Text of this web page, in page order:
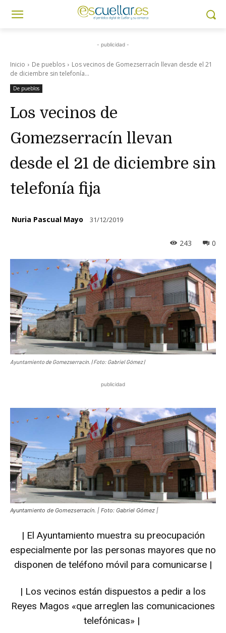
- publicidad -
Inicio De pueblos
Los vecinos de Gomezserracín llevan desde el 21
de diciembre sin telefonía...
De pueblos
Los vecinos de
Gomezserracín llevan
desde el 21 de diciembre sin
telefonía fija
Nuria Pascual Mayo 31/12/2019
0
243
Ayuntamiento de Gomezserracín. | Foto: Gabriel Gómez |
publicidad
Ayuntamiento de Gomezserracín. | Foto: Gabriel Gómez |
| El Ayuntamiento muestra su preocupación
especialmente por las personas mayores que no
disponen de teléfono móvil para comunicarse |
| Los vecinos están dispuestos a pedir a los
Reyes Magos «que arreglen las comunicaciones
telefónicas» |